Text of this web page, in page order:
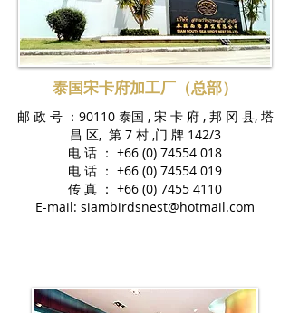
泰国宋卡府加工厂（总部）
邮 政 号 ：90110 泰国 , 宋 卡 府 , 邦 冈 县, 塔
昌 区, 第 7 村 ,门 牌 142/3
电 话 ： +66 (0) 74554 018
电 话 ： +66 (0) 74554 019
传 真 ： +66 (0) 7455 4110
E-mail: siambirdsnest@hotmail.com